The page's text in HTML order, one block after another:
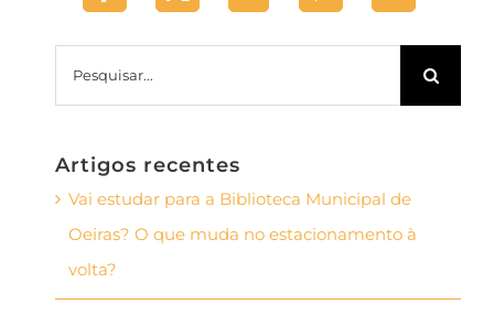
Artigos recentes
Vai estudar para a Biblioteca Municipal de
Oeiras? O que muda no estacionamento à
volta?